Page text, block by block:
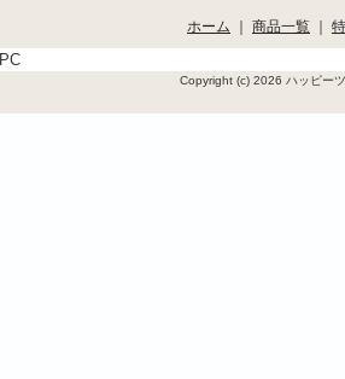
ホーム ｜ 商品一覧 ｜
PC
Copyright (c) 2026 ハッピー